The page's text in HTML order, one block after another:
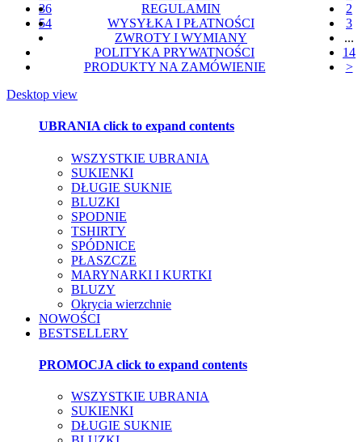
36
54
2
3
...
14
>
REGULAMIN
WYSYŁKA I PŁATNOŚCI
ZWROTY I WYMIANY
POLITYKA PRYWATNOŚCI
PRODUKTY NA ZAMÓWIENIE
Desktop view
UBRANIA click to expand contents
WSZYSTKIE UBRANIA
SUKIENKI
DŁUGIE SUKNIE
BLUZKI
SPODNIE
TSHIRTY
SPÓDNICE
PŁASZCZE
MARYNARKI I KURTKI
BLUZY
Okrycia wierzchnie
NOWOŚCI
BESTSELLERY
PROMOCJA click to expand contents
WSZYSTKIE UBRANIA
SUKIENKI
DŁUGIE SUKNIE